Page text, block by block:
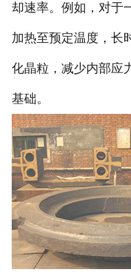
却速率。例如，对于
加热至预定温度，长
化晶粒，减少内部应
基础。